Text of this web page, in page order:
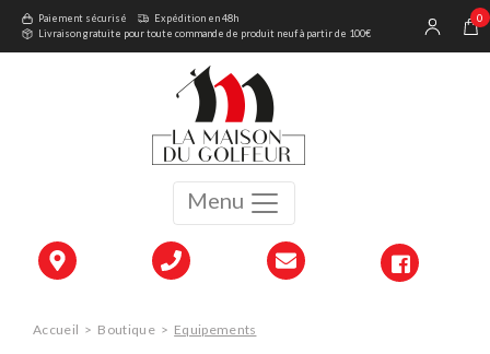
Menu
Paiement sécurisé
Expédition en 48h
Livraison gratuite pour toute commande de produit neuf à partir de 100€
0
Accueil > Boutique > Equipements